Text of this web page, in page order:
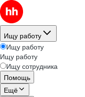
Ищу работу
Ищу работу
Ищу работу
Ищу сотрудника
Помощь
Ещё